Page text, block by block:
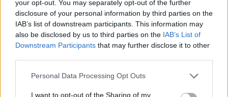
your opt-out. You may separately opt-out of the further
disclosure of your personal information by third parties on the
IAB’s list of downstream participants. This information may
also be disclosed by us to third parties on the IAB’s List of
Downstream Participants that may further disclose it to other
Personal Data Processing Opt Outs
I want to opt-out of the Sharing of my
Capital Economics elemzője a CNBC tudósítása szerint. Az
amerikai gazdasági hírcsatorna emlékeztet arra, hogy a
piacok figyelme a gyenge euróövezeti (perifériális)...
KEDVES OLVASÓNK!
A keresett cikk a portfolio.hu hírarchívumához
tartozik, melynek olvasása előfizetéses